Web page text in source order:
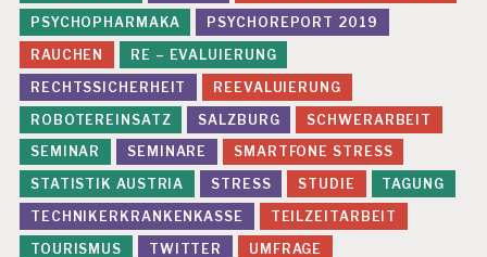
PSYCHOPHARMAKA
PSYCHOREPORT 2019
RAUCHEN
RE – EVALUIERUNG
RECHTSSICHERHEIT
REEVALUIERUNG
ROBOTEREINSATZ
SALZBURG
SCHWERARBEIT
SEMINAR
SEMINARE
SMARTFONE STRESS
STATISTIK AUSTRIA
STRESS STUDIE
TAGUNG
TECHNIKERKRANKENKASSE
TEILZEITARBEIT
TOURISMUS
TWITTER
UMFRAGE